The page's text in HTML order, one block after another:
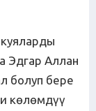
Эдгар Аллан
болуп бере
көлөмдүү